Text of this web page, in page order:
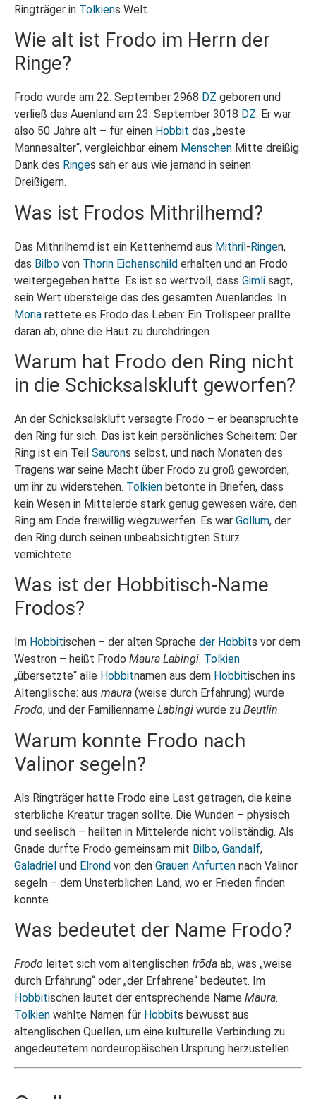
Ringträger in Tolkiens Welt.
Wie alt ist Frodo im Herrn der
Ringe?
Frodo wurde am 22. September 2968 DZ geboren und
verließ das Auenland am 23. September 3018 DZ. Er war
also 50 Jahre alt – für einen Hobbit das „beste
Mannesalter“, vergleichbar einem Menschen Mitte dreißig.
Dank des Ringes sah er aus wie jemand in seinen
Dreißigern.
Was ist Frodos Mithrilhemd?
Das Mithrilhemd ist ein Kettenhemd aus Mithril-Ringen,
das Bilbo von Thorin Eichenschild erhalten und an Frodo
weitergegeben hatte. Es ist so wertvoll, dass Gimli sagt,
sein Wert übersteige das des gesamten Auenlandes. In
Moria rettete es Frodo das Leben: Ein Trollspeer prallte
daran ab, ohne die Haut zu durchdringen.
Warum hat Frodo den Ring nicht
in die Schicksalskluft geworfen?
An der Schicksalskluft versagte Frodo – er beanspruchte
den Ring für sich. Das ist kein persönliches Scheitern: Der
Ring ist ein Teil Saurons selbst, und nach Monaten des
Tragens war seine Macht über Frodo zu groß geworden,
um ihr zu widerstehen. Tolkien betonte in Briefen, dass
kein Wesen in Mittelerde stark genug gewesen wäre, den
Ring am Ende freiwillig wegzuwerfen. Es war Gollum, der
den Ring durch seinen unbeabsichtigten Sturz
vernichtete.
Was ist der Hobbitisch-Name
Frodos?
Im Hobbitischen – der alten Sprache der Hobbits vor dem
Westron – heißt Frodo Maura Labingi. Tolkien
„übersetzte“ alle Hobbitnamen aus dem Hobbitischen ins
Altenglische: aus maura (weise durch Erfahrung) wurde
Frodo, und der Familienname Labingi wurde zu Beutlin.
Warum konnte Frodo nach
Valinor segeln?
Als Ringträger hatte Frodo eine Last getragen, die keine
sterbliche Kreatur tragen sollte. Die Wunden – physisch
und seelisch – heilten in Mittelerde nicht vollständig. Als
Gnade durfte Frodo gemeinsam mit Bilbo, Gandalf,
Galadriel und Elrond von den Grauen Anfurten nach Valinor
segeln – dem Unsterblichen Land, wo er Frieden finden
konnte.
Was bedeutet der Name Frodo?
Frodo leitet sich vom altenglischen frōda ab, was „weise
durch Erfahrung“ oder „der Erfahrene“ bedeutet. Im
Hobbitischen lautet der entsprechende Name Maura.
Tolkien wählte Namen für Hobbits bewusst aus
altenglischen Quellen, um eine kulturelle Verbindung zu
angedeutetem nordeuropäischen Ursprung herzustellen.